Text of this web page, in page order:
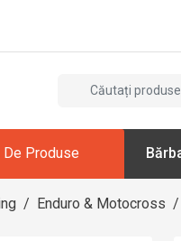
Produse
/ Enduro & Motocross /